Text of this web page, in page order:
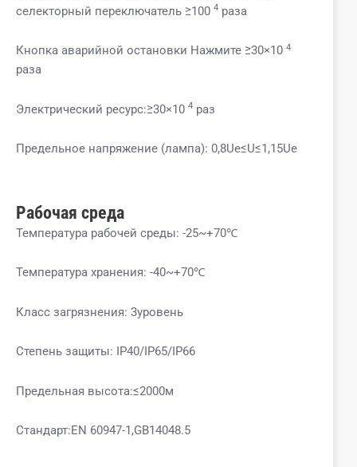
селекторный переключатель ≥100 4 раза
Кнопка аварийной остановки Нажмите ≥30×10 4
раза
Электрический ресурс:≥30×10 4 раз
Предельное напряжение (лампа): 0,8Ue≤U≤1,15Ue
Рабочая среда
Температура рабочей среды: -25~+70℃
Температура хранения: -40~+70℃
Класс загрязнения: 3уровень
Степень защиты: IP40/IP65/IP66
Предельная высота:≤2000м
Стандарт:EN 60947-1,GB14048.5